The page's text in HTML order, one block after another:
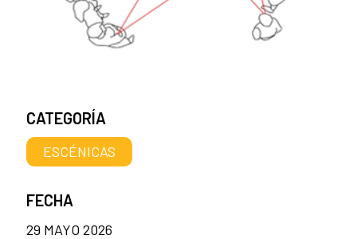
CATEGORÍA
ESCÉNICAS
FECHA
29 MAYO 2026